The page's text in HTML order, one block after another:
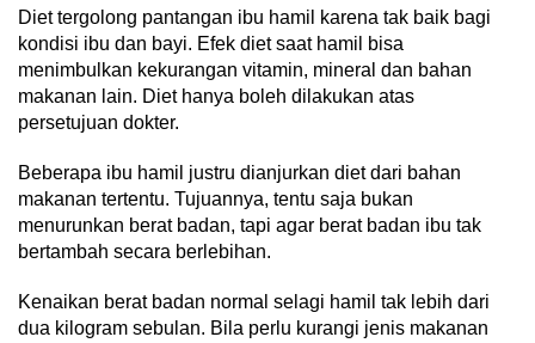
Diet tergolong pantangan ibu hamil karena tak baik bagi
kondisi ibu dan bayi. Efek diet saat hamil bisa
menimbulkan kekurangan vitamin, mineral dan bahan
makanan lain. Diet hanya boleh dilakukan atas
persetujuan dokter.
Beberapa ibu hamil justru dianjurkan diet dari bahan
makanan tertentu. Tujuannya, tentu saja bukan
menurunkan berat badan, tapi agar berat badan ibu tak
bertambah secara berlebihan.
Kenaikan berat badan normal selagi hamil tak lebih dari
dua kilogram sebulan. Bila perlu kurangi jenis makanan